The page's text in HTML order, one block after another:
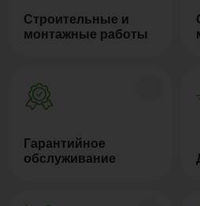
Строительные и
монтажные работы
Гарантийное
обслуживание